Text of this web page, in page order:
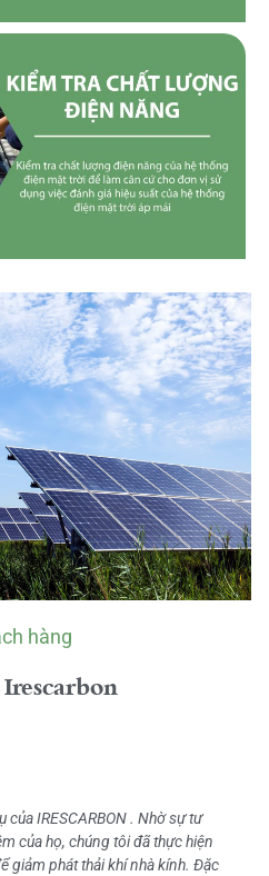
hàng
IRESCARBON . Nhờ sự tư
của họ, chúng tôi đã thực hiện
giảm phát thải khí nhà kính. Đặc